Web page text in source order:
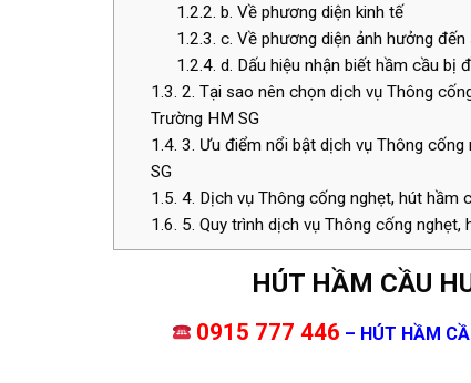
1.2.2. b. Về phương diện kinh tế
1.2.3. c. Về phương diện ảnh hưởng
1.2.4. d. Dấu hiệu nhận biết hầm cầu bị
1.3. 2. Tại sao nên chọn dịch vụ Thông
Trường HM SG
1.4. 3. Ưu điểm nổi bật dịch vụ Thông cống
SG
1.5. 4. Dịch vụ Thông cống nghẹt, hút hầm
1.6. 5. Quy trình dịch vụ Thông cống nghẹt,
HÚT HẦM CẦU
0915 777 446 – HÚT HẦM